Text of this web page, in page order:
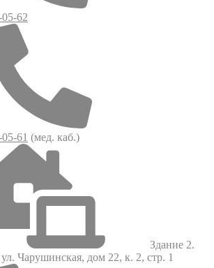
62
61 (мед. каб.)
Здание 2.
Чарушинская, дом 22, к. 2, стр. 1